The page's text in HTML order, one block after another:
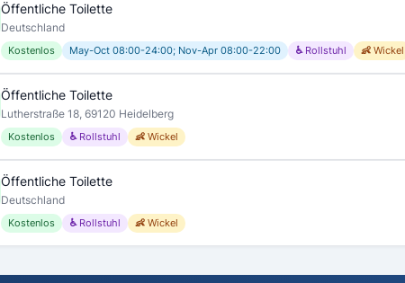
Öffentliche Toilette
Deutschland
Kostenlos May-Oct 08:00-24:00; Nov-Apr 08:00-22:00 ♿ Rollstuhl 👶 Wickel
Öffentliche Toilette
Lutherstraße 18, 69120 Heidelberg
Kostenlos ♿ Rollstuhl 👶 Wickel
Öffentliche Toilette
Deutschland
Kostenlos ♿ Rollstuhl 👶 Wickel